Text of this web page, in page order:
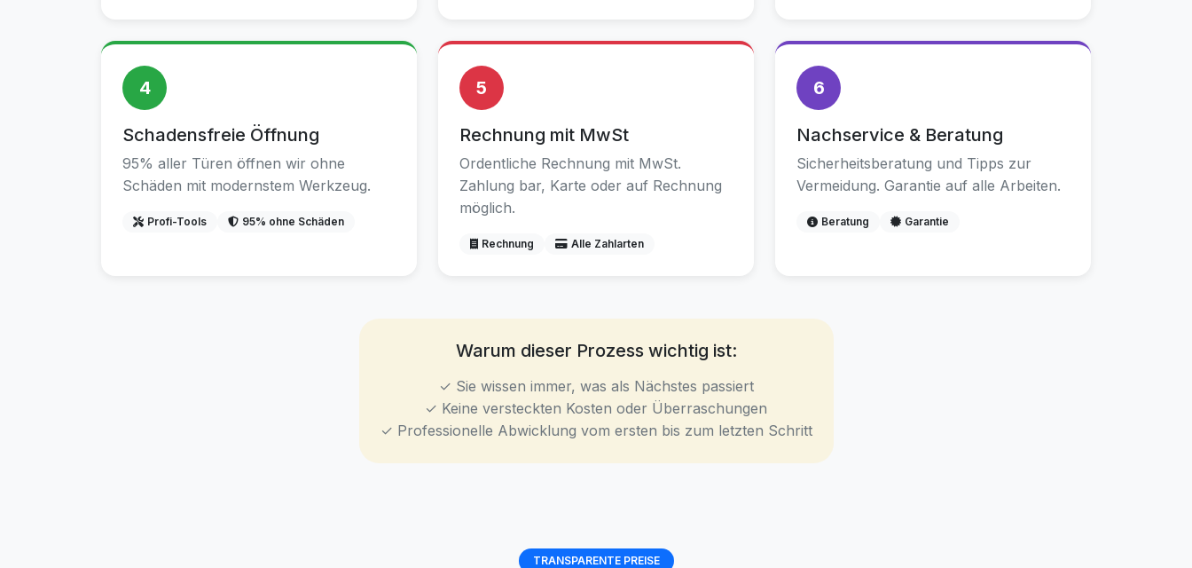
4
Schadensfreie Öffnung
95% aller Türen öffnen wir ohne
Schäden mit modernstem Werkzeug.
Profi-Tools 95% ohne Schäden
5
Rechnung mit MwSt
Ordentliche Rechnung mit MwSt.
Zahlung bar, Karte oder auf Rechnung
möglich.
Rechnung Alle Zahlarten
6
Nachservice & Beratung
Sicherheitsberatung und Tipps zur
Vermeidung. Garantie auf alle Arbeiten.
Beratung Garantie
Warum dieser Prozess wichtig ist:
✓ Sie wissen immer, was als Nächstes passiert
✓ Keine versteckten Kosten oder Überraschungen
✓ Professionelle Abwicklung vom ersten bis zum letzten Schritt
TRANSPARENTE PREISE